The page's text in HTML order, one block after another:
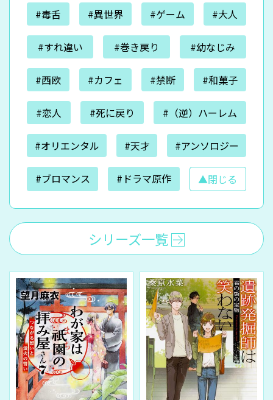
#毒舌 #異世界 #ゲーム #大人
#すれ違い #巻き戻り #幼なじみ
#西欧 #カフェ #禁断 #和菓子
#恋人 #死に戻り #（逆）ハーレム
#オリエンタル #天才 #アンソロジー
#ブロマンス #ドラマ原作 ▲閉じる
シリーズ一覧